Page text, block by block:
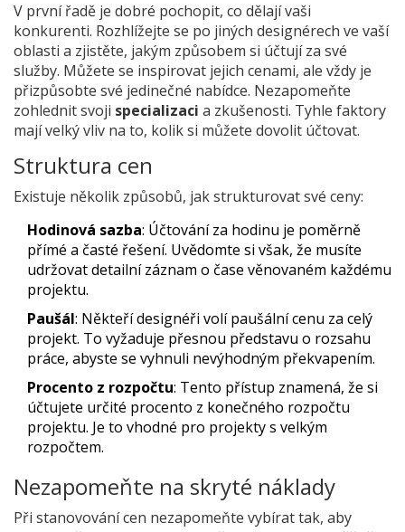
V první řadě je dobré pochopit, co dělají vaši
konkurenti. Rozhlížejte se po jiných designérech ve vaší
oblasti a zjistěte, jakým způsobem si účtují za své
služby. Můžete se inspirovat jejich cenami, ale vždy je
přizpůsobte své jedinečné nabídce. Nezapomeňte
zohlednit svoji specializaci a zkušenosti. Tyhle faktory
mají velký vliv na to, kolik si můžete dovolit účtovat.
Struktura cen
Existuje několik způsobů, jak strukturovat své ceny:
Hodinová sazba: Účtování za hodinu je poměrně
přímé a časté řešení. Uvědomte si však, že musíte
udržovat detailní záznam o čase věnovaném každému
projektu.
Paušál: Někteří designéři volí paušální cenu za celý
projekt. To vyžaduje přesnou představu o rozsahu
práce, abyste se vyhnuli nevýhodným překvapením.
Procento z rozpočtu: Tento přístup znamená, že si
účtujete určité procento z konečného rozpočtu
projektu. Je to vhodné pro projekty s velkým
rozpočtem.
Nezapomeňte na skryté náklady
Při stanovování cen nezapomeňte vybírat tak, aby